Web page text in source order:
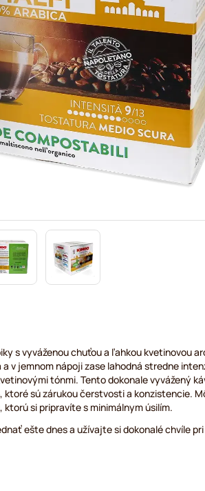
s vyváženou chuťou a ľahkou kvetinovou
v jemnom nápoji zase lahodná stredne
tónmi. Tento dokonale vyvážený
ktoré sú zárukou čerstvosti a konzistencie.
si pripravíte s minimálnym úsilím.
ešte dnes a užívajte si dokonalé chvíle